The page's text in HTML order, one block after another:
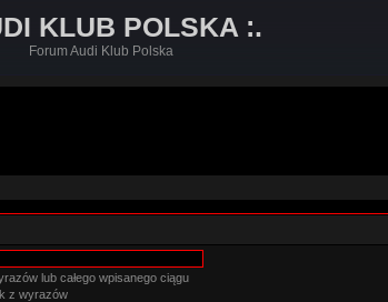
KLUB POLSKA :.
Forum Audi Klub Polska
lub całego wpisanego ciągu
z wyrazów